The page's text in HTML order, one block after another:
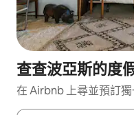
查查波亞斯的度
在 Airbnb 上尋並預訂